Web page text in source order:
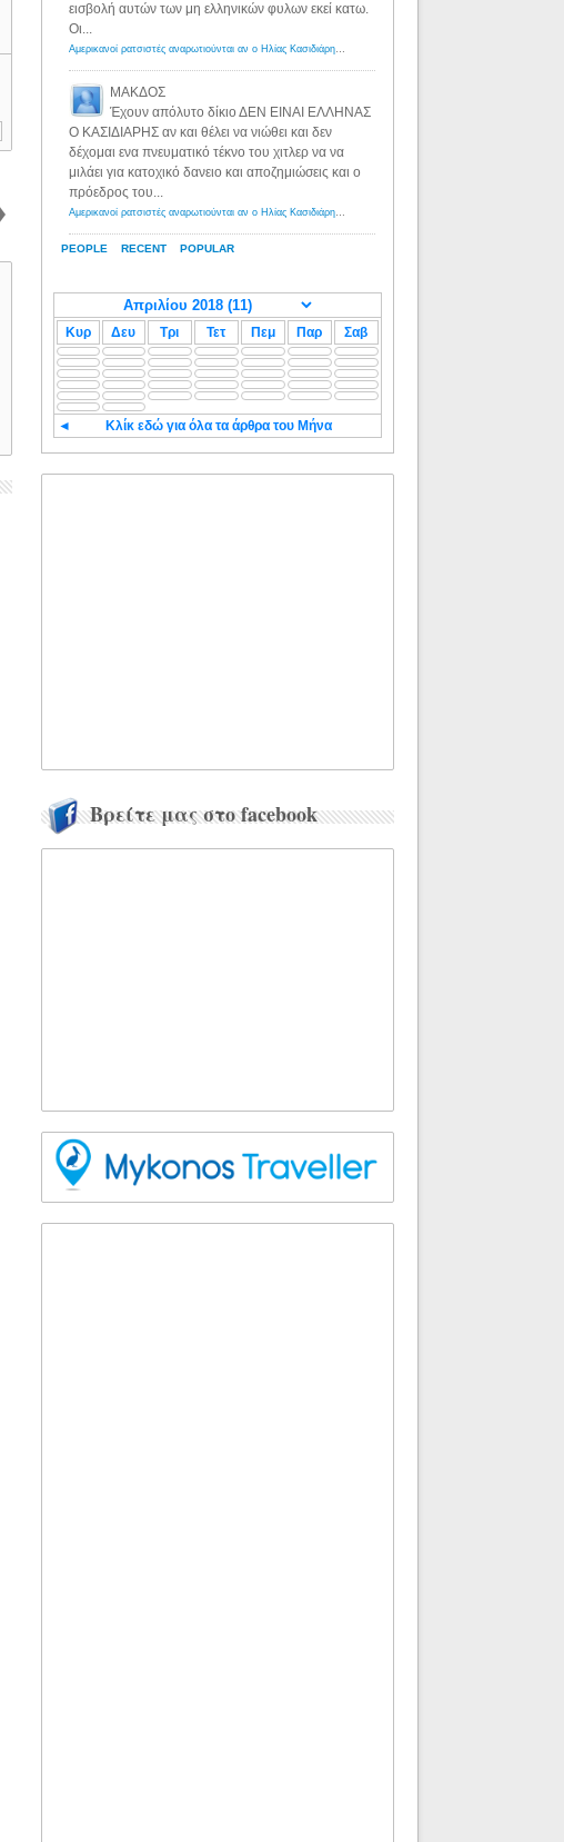
PEOPLE RECENT POPULAR
εισβολή αυτών των μη ελληνικών φυλων εκεί κατω.
Οι...
Αμερικανοί ρατσιστές αναρωτιούνται αν ο Ηλίας Κασιδιάρης ανήκει στη λευκή φυλή... - Λόγιος Ερμής
ΜΑΚΔΟΣ
Έχουν απόλυτο δίκιο ΔΕΝ ΕΙΝΑΙ ΕΛΛΗΝΑΣ
Ο ΚΑΣΙΔΙΑΡΗΣ αν και θέλει να νιώθει και δεν
δέχομαι ενα πνευματικό τέκνο του χιτλερ να να
μιλάει για κατοχικό δανειο και αποζημιώσεις και ο
πρόεδρος του...
Αμερικανοί ρατσιστές αναρωτιούνται αν ο Ηλίας Κασιδιάρης ανήκει στη λευκή φυλή... - Λόγιος Ερμής
Κυρ Δευ Τρι Τετ Πεμ Παρ Σαβ
◄ Κλίκ εδώ για όλα τα άρθρα του Μήνα
Βρείτε μας στο facebook